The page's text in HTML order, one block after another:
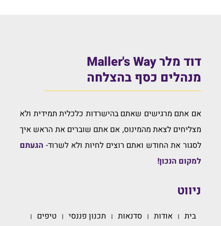
דוד מלר Maller's Way
מנהלים כסף בהצלחה
אם אתם מרגישים שאתם בהישרדות כלכלית תמידית ולא
מצליחים לצאת מהמינוס, אם אתם שוברים את הראש איך
לסגור את החודש ואתם רוצים לחיות ולא לשרוד- הגעתם
למקום הנכון!
ניווט
בית אודות סדנאות תכנון פננסי
טיפים